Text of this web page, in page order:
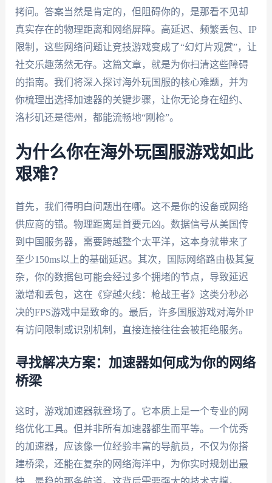
拷问。答案当然是肯定的，但阻碍你的，是那看不见却
真实存在的物理距离和网络屏障。高延迟、频繁丢包、IP
限制，这些网络问题让竞技游戏变成了“幻灯片观赏”，让
社交乐趣荡然无存。这篇文章，就是为你扫清这些障碍
的指南。我们将深入探讨海外玩国服的核心难题，并为
你梳理出选择加速器的关键步骤，让你无论身在纽约、
洛杉矶还是德州，都能流畅地“刚枪”。
为什么你在海外玩国服游戏如此
艰难？
首先，我们得明白问题出在哪。这不是你的设备或网络
供应商的错。物理距离是首要元凶。数据信号从美国传
到中国服务器，需要跨越整个太平洋，这本身就带来了
至少150ms以上的基础延迟。其次，国际网络路由极其复
杂，你的数据包可能会经过多个拥堵的节点，导致延迟
激增和丢包，这在《穿越火线：枪战王者》这类分秒必
决的FPS游戏中是致命的。最后，许多国服游戏对海外IP
有访问限制或识别机制，直接连接往往会被拒绝服务。
寻找解决方案：加速器如何成为你的网络
桥梁
这时，游戏加速器就登场了。它本质上是一个专业的网
络优化工具。但并非所有加速器都生而平等。一个优秀
的加速器，应该像一位经验丰富的导航员，不仅为你搭
建桥梁，还能在复杂的网络海洋中，为你实时规划出最